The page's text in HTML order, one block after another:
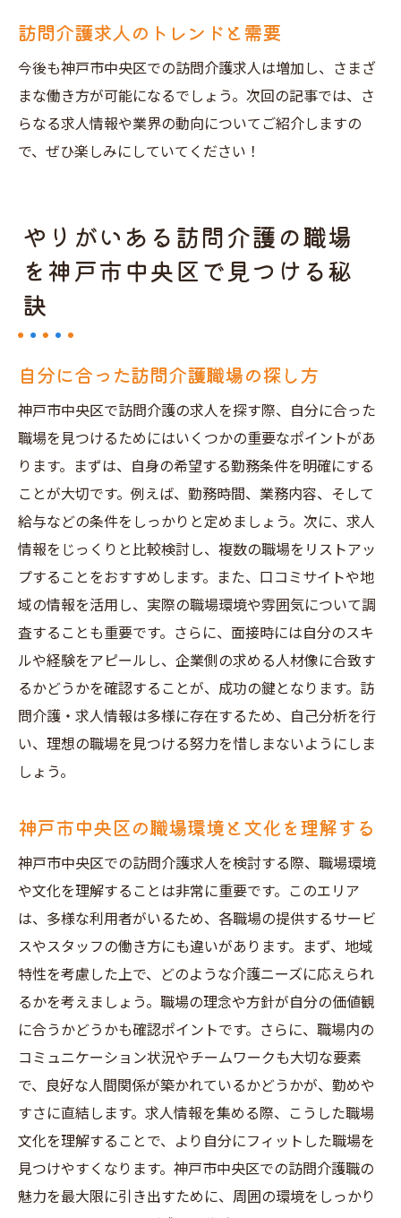
訪問介護求人のトレンドと需要
今後も神戸市中央区での訪問介護求人は増加し、さまざ
まな働き方が可能になるでしょう。次回の記事では、さ
らなる求人情報や業界の動向についてご紹介しますの
で、ぜひ楽しみにしていてください！
やりがいある訪問介護の職場
を神戸市中央区で見つける秘
訣
自分に合った訪問介護職場の探し方
神戸市中央区で訪問介護の求人を探す際、自分に合った
職場を見つけるためにはいくつかの重要なポイントがあ
ります。まずは、自身の希望する勤務条件を明確にする
ことが大切です。例えば、勤務時間、業務内容、そして
給与などの条件をしっかりと定めましょう。次に、求人
情報をじっくりと比較検討し、複数の職場をリストアッ
プすることをおすすめします。また、口コミサイトや地
域の情報を活用し、実際の職場環境や雰囲気について調
査することも重要です。さらに、面接時には自分のスキ
ルや経験をアピールし、企業側の求める人材像に合致す
るかどうかを確認することが、成功の鍵となります。訪
問介護・求人情報は多様に存在するため、自己分析を行
い、理想の職場を見つける努力を惜しまないようにしま
しょう。
神戸市中央区の職場環境と文化を理解する
神戸市中央区での訪問介護求人を検討する際、職場環境
や文化を理解することは非常に重要です。このエリア
は、多様な利用者がいるため、各職場の提供するサービ
スやスタッフの働き方にも違いがあります。まず、地域
特性を考慮した上で、どのような介護ニーズに応えられ
るかを考えましょう。職場の理念や方針が自分の価値観
に合うかどうかも確認ポイントです。さらに、職場内の
コミュニケーション状況やチームワークも大切な要素
で、良好な人間関係が築かれているかどうかが、勤めや
すさに直結します。求人情報を集める際、こうした職場
文化を理解することで、より自分にフィットした職場を
見つけやすくなります。神戸市中央区での訪問介護職の
魅力を最大限に引き出すために、周囲の環境をしっかり